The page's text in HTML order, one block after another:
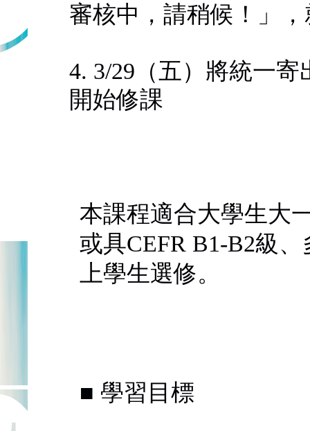
審核中，請稍候！」
4. 3/29（五）將統一
開始修課
本課程適合大學生大
或具CEFR B1-B2級
上學生選修。
■ 學習目標